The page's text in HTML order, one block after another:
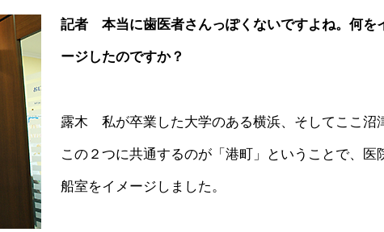
記者 本当に歯医者さんっぽくないですよね。何を
ージしたのですか？
露木 私が卒業した大学のある横浜、そしてここ沼
この２つに共通するのが「港町」ということで、医
船室をイメージしました。